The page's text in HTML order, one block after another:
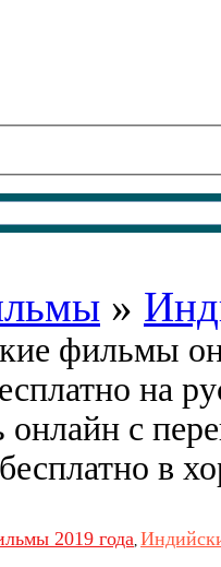
»
фильмы
на
с
в
2019 года